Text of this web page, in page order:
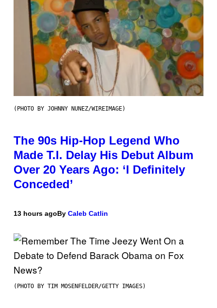
(PHOTO BY JOHNNY NUNEZ/WIREIMAGE)
The 90s Hip-Hop Legend Who
Made T.I. Delay His Debut Album
Over 20 Years Ago: ‘I Definitely
Conceded’
13 hours agoBy Caleb Catlin
(PHOTO BY TIM MOSENFELDER/GETTY IMAGES)